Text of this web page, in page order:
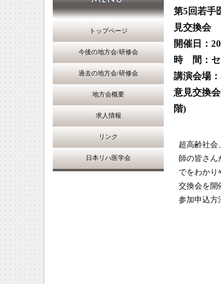
トップページ
今後の地方会/研修会
過去の地方会/研修会
地方会概要
求人情報
リンク
日本リハ医学会
第5回若手
見交換会
開催日：
時 間：セ
講演会場
意見交換
階)
超高齢社会
師の皆さん
でをわかり
交換会を開
参加申込方